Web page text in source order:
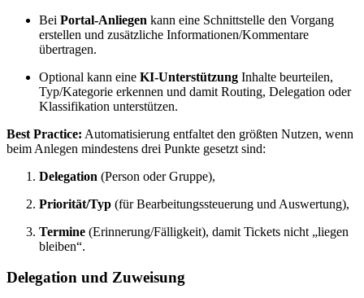
Bei Portal-Anliegen kann eine Schnittstelle den Vorgang
erstellen und zusätzliche Informationen/Kommentare
übertragen.
Optional kann eine KI-Unterstützung Inhalte beurteilen,
Typ/Kategorie erkennen und damit Routing, Delegation oder
Klassifikation unterstützen.
Best Practice: Automatisierung entfaltet den größten Nutzen, wenn
beim Anlegen mindestens drei Punkte gesetzt sind:
Delegation (Person oder Gruppe),
Priorität/Typ (für Bearbeitungssteuerung und Auswertung),
Termine (Erinnerung/Fälligkeit), damit Tickets nicht „liegen
bleiben“.
Delegation und Zuweisung